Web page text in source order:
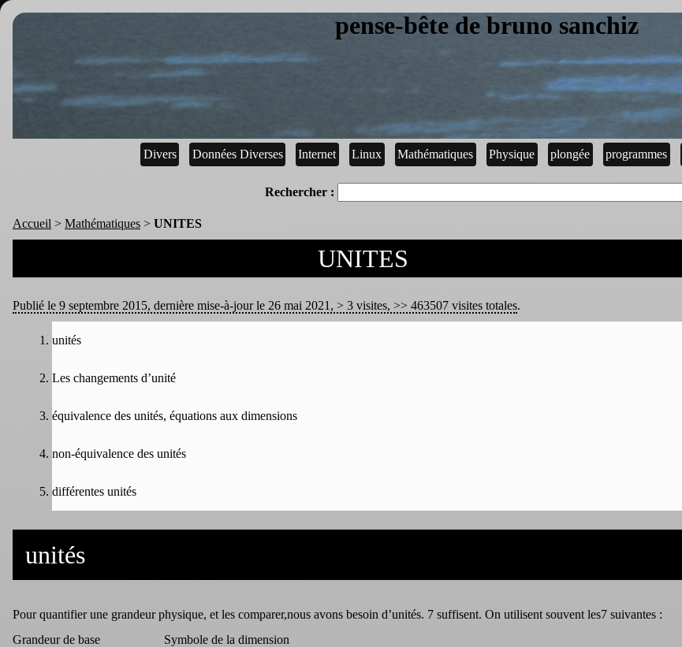
pense-bête de bruno sanchiz
Divers Données Diverses Internet Linux Mathématiques Physique plongée programmes
Rechercher :
Accueil > Mathématiques > UNITES
UNITES
Publié le 9 septembre 2015, dernière mise-à-jour le 26 mai 2021, > 3 visites, >> 463507 visites totales.
unités
Les changements d’unité
équivalence des unités, équations aux dimensions
non-équivalence des unités
différentes unités
unités
Pour quantifier une grandeur physique, et les comparer,nous avons besoin d’unités. 7 suffisent. On utilisent souvent les7 suivantes :
Grandeur de base
Symbole de la dimension